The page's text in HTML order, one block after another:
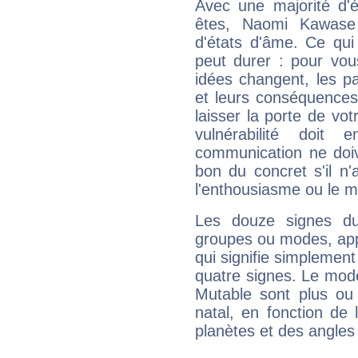
Avec une majorité
êtes, Naomi
d'états d'âme. Ce
peut durer : pour
idées changent, les
et leurs
laisser la porte de
vulnérabilité doit
communication ne
bon du concret s'il
l'enthousiasme ou le
Les douze signes
groupes ou modes,
qui signifie
quatre signes. Le
Mutable sont plus
natal, en fonction de
planètes et des